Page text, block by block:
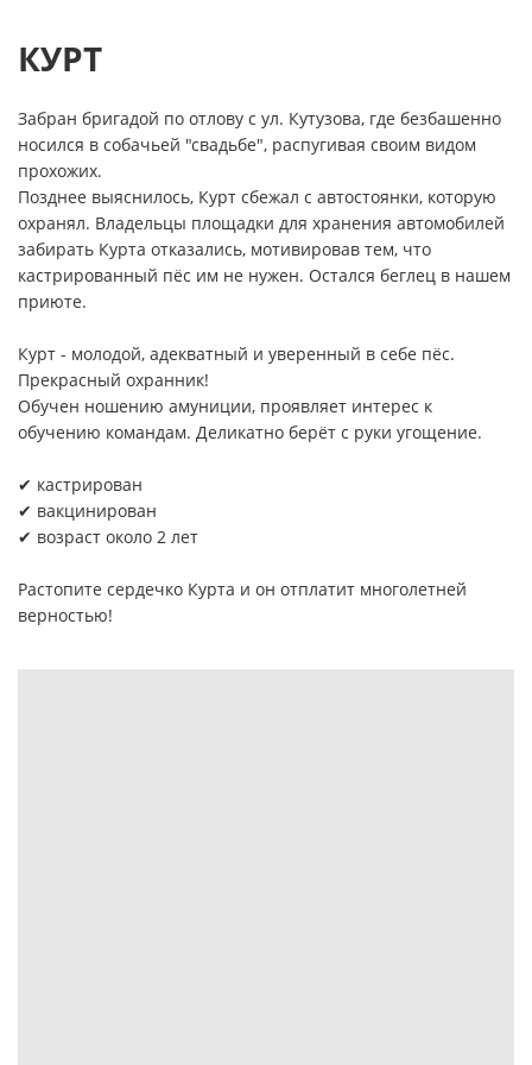
КУРТ
Забран бригадой по отлову с ул. Кутузова, где безбашенно
носился в собачьей "свадьбе", распугивая своим видом
прохожих.
Позднее выяснилось, Курт сбежал с автостоянки, которую
охранял. Владельцы площадки для хранения автомобилей
забирать Курта отказались, мотивировав тем, что
кастрированный пёс им не нужен. Остался беглец в нашем
приюте.
Курт - молодой, адекватный и уверенный в себе пёс.
Прекрасный охранник!
Обучен ношению амуниции, проявляет интерес к
обучению командам. Деликатно берёт с руки угощение.
✔ кастрирован
✔ вакцинирован
✔ возраст около 2 лет
Растопите сердечко Курта и он отплатит многолетней
верностью!